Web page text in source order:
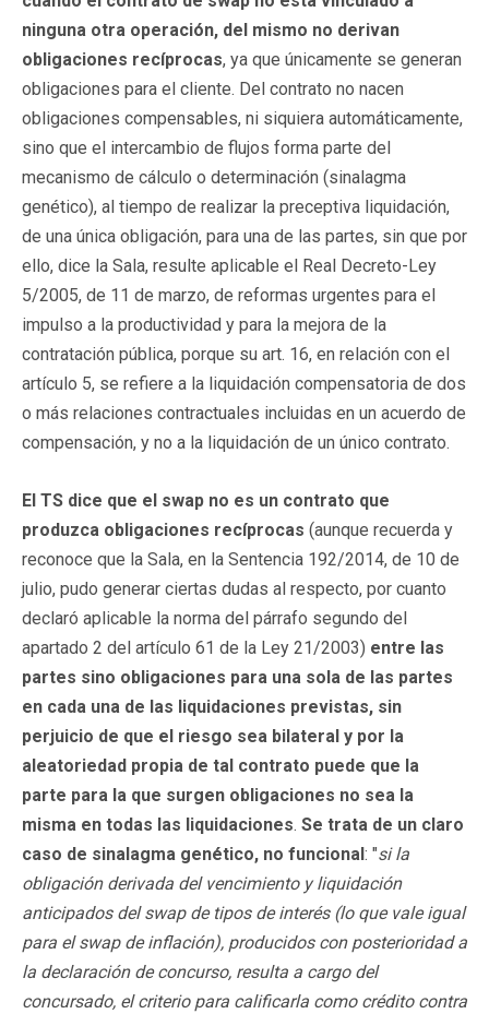
ninguna otra operación, del mismo no derivan
obligaciones recíprocas, ya que únicamente se generan
obligaciones para el cliente. Del contrato no nacen
obligaciones compensables, ni siquiera automáticamente,
sino que el intercambio de flujos forma parte del
mecanismo de cálculo o determinación (sinalagma
genético), al tiempo de realizar la preceptiva liquidación,
de una única obligación, para una de las partes, sin que por
ello, dice la Sala, resulte aplicable el Real Decreto-Ley
5/2005, de 11 de marzo, de reformas urgentes para el
impulso a la productividad y para la mejora de la
contratación pública, porque su art. 16, en relación con el
artículo 5, se refiere a la liquidación compensatoria de dos
o más relaciones contractuales incluidas en un acuerdo de
compensación, y no a la liquidación de un único contrato.
El TS dice que el swap no es un contrato que
produzca obligaciones recíprocas (aunque recuerda y
reconoce que la Sala, en la Sentencia 192/2014, de 10 de
julio, pudo generar ciertas dudas al respecto, por cuanto
declaró aplicable la norma del párrafo segundo del
apartado 2 del artículo 61 de la Ley 21/2003) entre las
partes sino obligaciones para una sola de las partes
en cada una de las liquidaciones previstas, sin
perjuicio de que el riesgo sea bilateral y por la
aleatoriedad propia de tal contrato puede que la
parte para la que surgen obligaciones no sea la
misma en todas las liquidaciones. Se trata de un claro
caso de sinalagma genético, no funcional: "si la
obligación derivada del vencimiento y liquidación
anticipados del swap de tipos de interés (lo que vale igual
para el swap de inflación), producidos con posterioridad a
la declaración de concurso, resulta a cargo del
concursado, el criterio para calificarla como crédito contra